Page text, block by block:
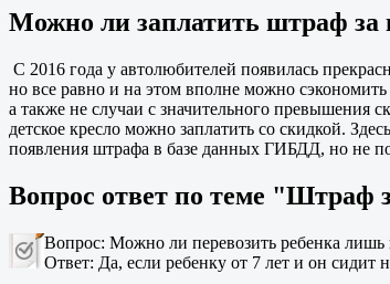
Можно ли заплатить штраф за
С 2016 года у автолюбителей появилась
но все равно и на этом вполне можно
а также не случаи с значительного превышения
детское кресло можно заплатить со скидкой.
появления штрафа в базе данных ГИБДД, но не
Вопрос ответ по теме "Штраф
Вопрос: Можно ли перевозить ребенка
Ответ: Да, если ребенку от 7 лет и он сидит